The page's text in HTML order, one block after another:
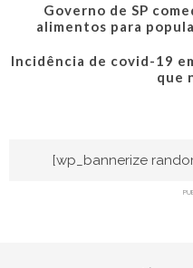
Governo de SP
alimentos para
Incidência de covid-19
que
[wp_bannerize